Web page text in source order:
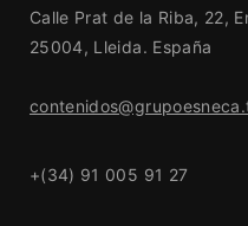
Calle Prat de la Riba, 22,
25004, Lleida. España
+(34) 91 005 91 27